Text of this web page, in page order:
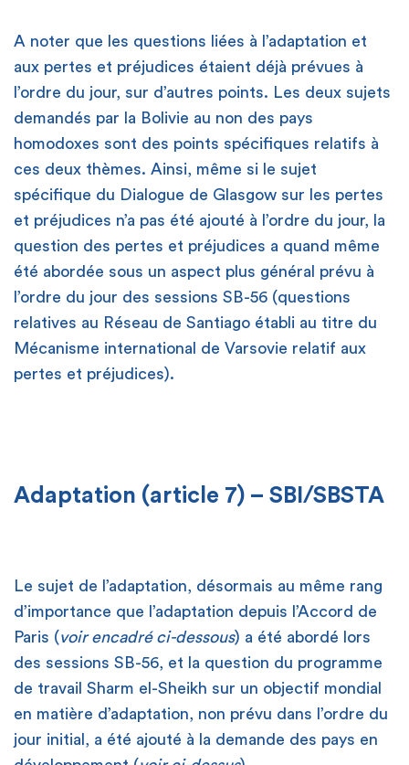
A noter que les questions liées à l’adaptation et
aux pertes et préjudices étaient déjà prévues à
l’ordre du jour, sur d’autres points. Les deux sujets
demandés par la Bolivie au non des pays
homodoxes sont des points spécifiques relatifs à
ces deux thèmes. Ainsi, même si le sujet
spécifique du Dialogue de Glasgow sur les pertes
et préjudices n’a pas été ajouté à l’ordre du jour, la
question des pertes et préjudices a quand même
été abordée sous un aspect plus général prévu à
l’ordre du jour des sessions SB-56 (questions
relatives au Réseau de Santiago établi au titre du
Mécanisme international de Varsovie relatif aux
pertes et préjudices).
Adaptation (article 7) – SBI/SBSTA
Le sujet de l’adaptation, désormais au même rang
d’importance que l’adaptation depuis l’Accord de
Paris (voir encadré ci-dessous) a été abordé lors
des sessions SB-56, et la question du programme
de travail Sharm el-Sheikh sur un objectif mondial
en matière d’adaptation, non prévu dans l’ordre du
jour initial, a été ajouté à la demande des pays en